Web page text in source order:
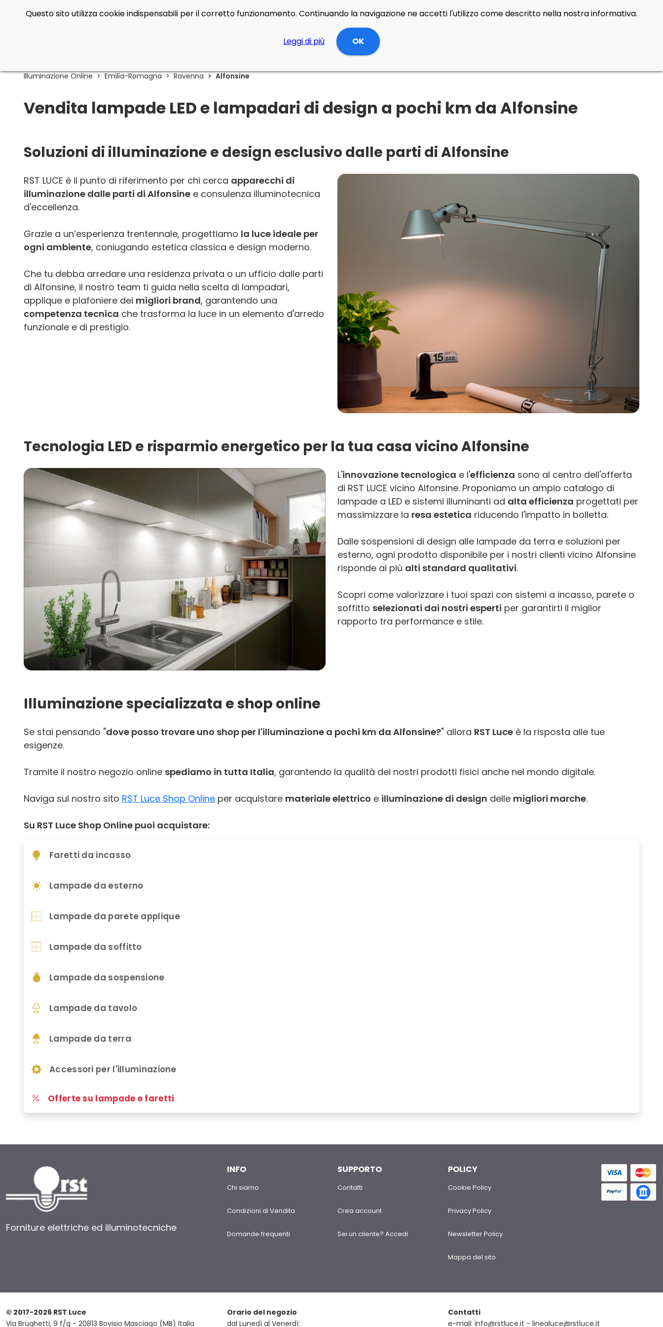
Illuminazione Online Emilia-Romagna Ravenna Alfonsine
Vendita lampade LED e lampadari di design a pochi km da Alfonsine
Soluzioni di illuminazione e design esclusivo dalle parti di Alfonsine
RST LUCE è il punto di riferimento per chi cerca apparecchi di
illuminazione dalle parti di Alfonsine e consulenza illuminotecnica
d'eccellenza.
Grazie a un’esperienza trentennale, progettiamo la luce ideale per
ogni ambiente, coniugando estetica classica e design moderno.
Che tu debba arredare una residenza privata o un ufficio dalle parti
di Alfonsine, il nostro team ti guida nella scelta di lampadari,
applique e plafoniere dei migliori brand, garantendo una
competenza tecnica che trasforma la luce in un elemento d'arredo
funzionale e di prestigio.
Tecnologia LED e risparmio energetico per la tua casa vicino Alfonsine
L'innovazione tecnologica e l'efficienza sono al centro dell'offerta
di RST LUCE vicino Alfonsine. Proponiamo un ampio catalogo di
lampade a LED e sistemi illuminanti ad alta efficienza progettati per
massimizzare la resa estetica riducendo l'impatto in bolletta.
Dalle sospensioni di design alle lampade da terra e soluzioni per
esterno, ogni prodotto disponibile per i nostri clienti vicino Alfonsine
risponde ai più alti standard qualitativi.
Scopri come valorizzare i tuoi spazi con sistemi a incasso, parete o
soffitto selezionati dai nostri esperti per garantirti il miglior
rapporto tra performance e stile.
Illuminazione specializzata e shop online
Se stai pensando "dove posso trovare uno shop per l'illuminazione a pochi km da Alfonsine?" allora RST Luce è la risposta alle tue
esigenze.
Tramite il nostro negozio online spediamo in tutta Italia, garantendo la qualità dei nostri prodotti fisici anche nel mondo digitale.
Naviga sul nostro sito RST Luce Shop Online per acquistare materiale elettrico e illuminazione di design delle migliori marche.
Su RST Luce Shop Online puoi acquistare:
Faretti da incasso
Lampade da esterno
Lampade da parete applique
Lampade da soffitto
Lampade da sospensione
Lampade da tavolo
Lampade da terra
Accessori per l'illuminazione
Offerte su lampade e faretti
Forniture elettriche ed illuminotecniche
INFO
Chi siamo
Condizioni di Vendita
Domande frequenti
SUPPORTO
Contatti
Crea account
Sei un cliente? Accedi
POLICY
Cookie Policy
Privacy Policy
Newsletter Policy
Mappa del sito
© 2017-2026 RST Luce
Via Brughetti, 9 f/g - 20813 Bovisio Masciago (MB) Italia
Orario del negozio
dal Lunedì al Venerdì:
Contatti
e-mail: info@rstluce.it - linealuce@rstluce.it
Questo sito utilizza cookie indispensabili per il corretto funzionamento. Continuando la navigazione ne accetti l'utilizzo come descritto nella nostra informativa.
Leggi di più OK